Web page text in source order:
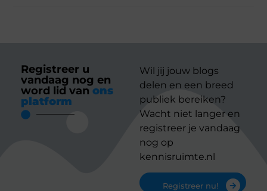
Registreer u
vandaag nog en
word lid van ons
platform
Wil jij jouw blogs
delen en een breed
publiek bereiken?
Wacht niet langer en
registreer je vandaag
nog op
kennisruimte.nl
Registreer nu!